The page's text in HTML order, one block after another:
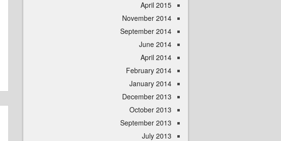
April 2015
November 2014
September 2014
June 2014
April 2014
February 2014
January 2014
December 2013
October 2013
September 2013
July 2013